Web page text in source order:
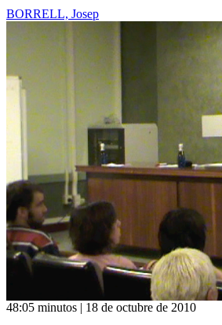
BORRELL, Josep
48:05 minutos | 18 de octubre de 2010